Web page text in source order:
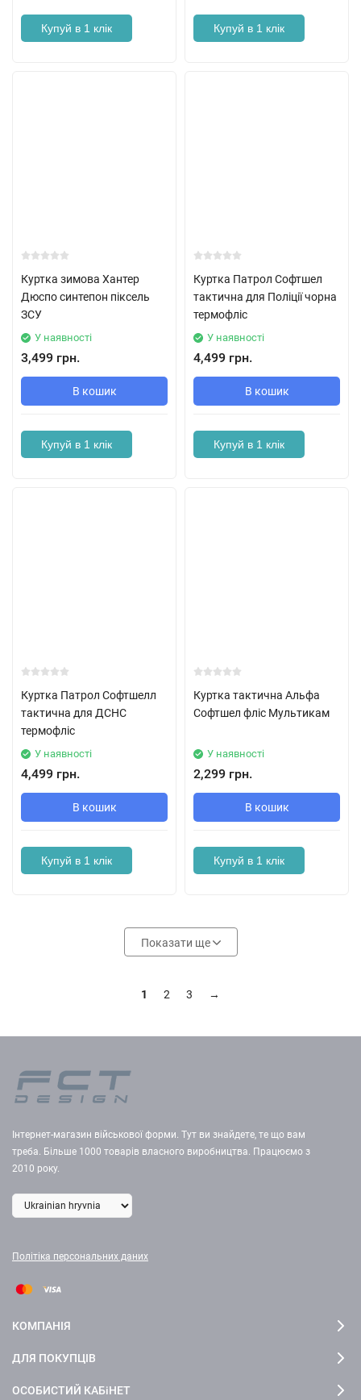
Купуй в 1 клік Купуй в 1 клік
Куртка зимова Хантер
Дюспо синтепон піксель
ЗСУ
У наявності
3,499 грн.
В кошик
Купуй в 1 клік
Куртка Патрол Софтшел
тактична для Поліції чорна
термофліс
У наявності
4,499 грн.
В кошик
Купуй в 1 клік
Куртка Патрол Софтшелл
тактична для ДСНС
термофліс
У наявності
4,499 грн.
В кошик
Купуй в 1 клік
Куртка тактична Альфа
Софтшел фліс Мультикам
У наявності
2,299 грн.
В кошик
Купуй в 1 клік
Показати ще
1 2 3 →
Інтернет-магазин військової форми. Тут ви знайдете, те що вам
треба. Більше 1000 товарів власного виробництва. Працюємо з
2010 року.
Політіка персональних даних
КОМПАНІЯ
ДЛЯ ПОКУПЦІВ
ОСОБИСТИЙ КАБіНЕТ